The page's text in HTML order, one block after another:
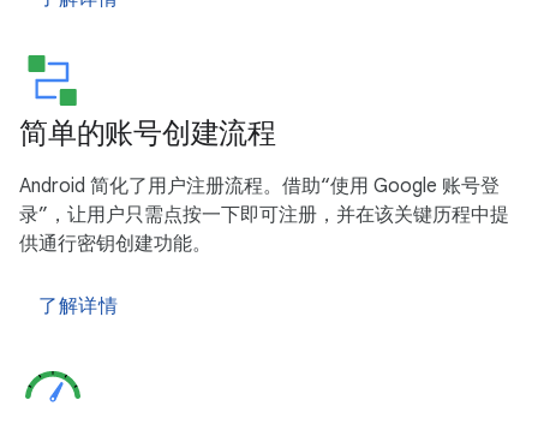
简单的账号创建流程
Android 简化了用户注册流程。借助“使用 Google 账号登
录”，让用户只需点按一下即可注册，并在该关键历程中提
供通行密钥创建功能。
了解详情